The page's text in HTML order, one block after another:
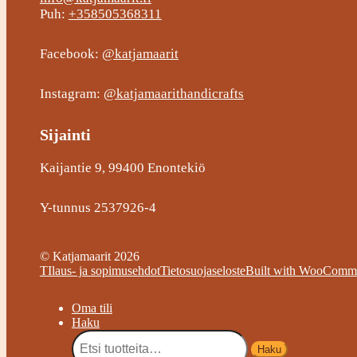
Puh: +358505368311
Facebook: @katjamaarit
Instagram: @katjamaarithandicrafts
Sijainti
Kaijantie 9, 99400 Enontekiö
Y-tunnus 2537926-4
© Katjamaarit 2026
TIlaus- ja sopimusehdotTietosuojaselosteBuilt with
Oma tili
Haku
Etsi:
Haku